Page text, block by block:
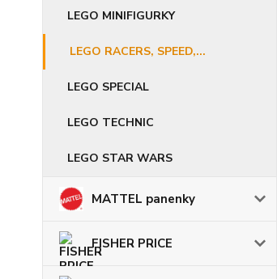
LEGO MINIFIGURKY
LEGO RACERS, SPEED,...
LEGO SPECIAL
LEGO TECHNIC
LEGO STAR WARS
MATTEL panenky
FISHER PRICE